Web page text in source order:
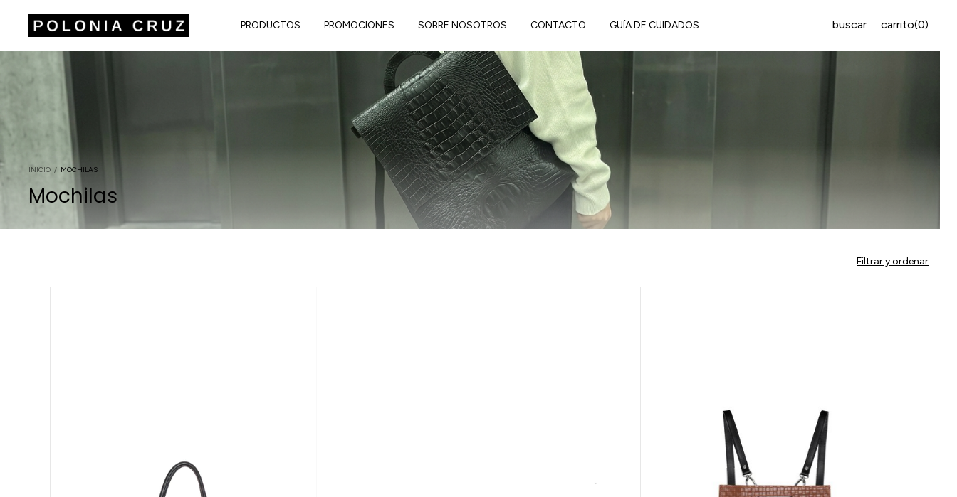
PRODUCTOS PROMOCIONES SOBRE NOSOTROS CONTACTO GUÍA DE CUIDADOS buscar carrito(0)
INICIO / MOCHILAS
Mochilas
Filtrar y ordenar